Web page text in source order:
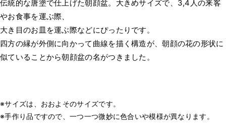
伝統的な唐塗で仕上げた朝顔盆。大きめサイズで、3,4人の来客
やお食事を運ぶ際、
大き目のお皿を運ぶ際などにぴったりです。
四方の縁が外側に向かって曲線を描く構造が、朝顔の花の形状に
似ていることから朝顔盆の名がつきました。
※サイズは、おおよそのサイズです。
※手作り品ですので、一つ一つ微妙に色合いや模様が異なります。